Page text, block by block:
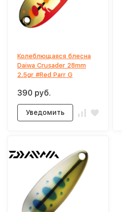
Колеблющаяся блесна
Daiwa Crusader 28mm
2.5gr #Red Parr G
390 руб.
Уведомить